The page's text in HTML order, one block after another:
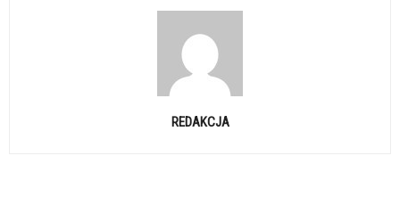
REDAKCJA